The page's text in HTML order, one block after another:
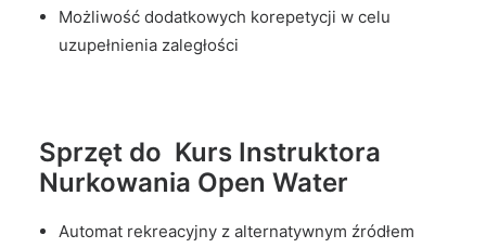
Możliwość dodatkowych korepetycji w celu
uzupełnienia zaległości
Sprzęt do Kurs Instruktora
Nurkowania Open Water
Automat rekreacyjny z alternatywnym źródłem